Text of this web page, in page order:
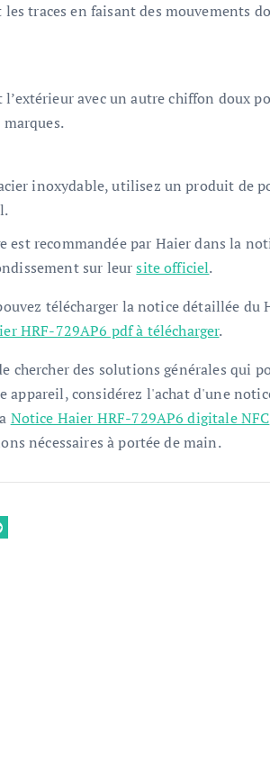
traces en faisant des mouvements
avec un autre chiffon doux
inoxydable, utilisez un produit de
est recommandée par Haier dans la
sur leursite officiel.
télécharger la notice détaillée du
HRF-729AP6 pdf à télécharger.
chercher des solutions générales qui
appareil, considérez l'achat d'une
Notice Haier HRF-729AP6 digitale NFC
nécessaires à portée de main.